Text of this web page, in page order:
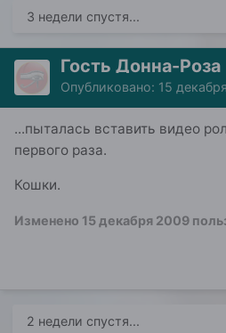
3 недели спустя...
Гость Донна-Роза
Опубликовано: 15
...пыталась вставить видео
первого раза.
Кошки.
Изменено 15 декабря 2009
2 недели спустя...